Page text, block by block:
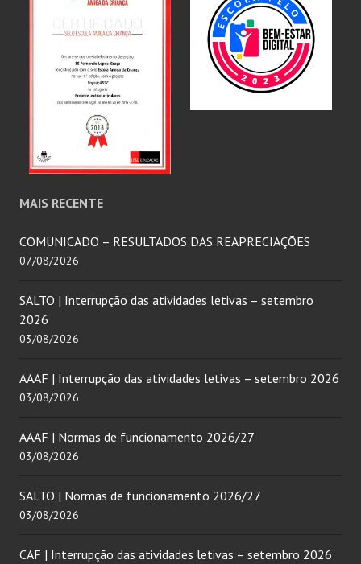
MAIS RECENTE
COMUNICADO – RESULTADOS DAS REAPRECIAÇÕES
07/08/2026
SALTO | Interrupção das atividades letivas – setembro
2026
03/08/2026
AAAF | Interrupção das atividades letivas – setembro 2026
03/08/2026
AAAF | Normas de funcionamento 2026/27
03/08/2026
SALTO | Normas de funcionamento 2026/27
03/08/2026
CAF | Interrupção das atividades letivas – setembro 2026